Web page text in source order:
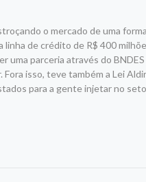
o mercado de uma
de crédito de R$ 400
uma parceria através do
isso, teve também a Lei
para a gente injetar no